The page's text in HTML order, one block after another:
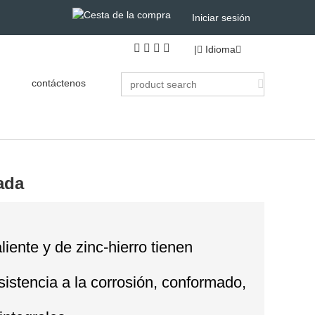
Iniciar sesión
| Idioma
contáctenos
y de zinc-hierro tienen
a la corrosión, conformado,